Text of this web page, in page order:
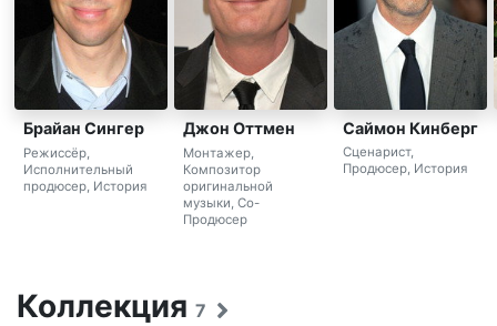
Брайан Сингер
Режиссёр,
Исполнительный
продюсер, История
Джон Оттмен
Монтажер,
Композитор
оригинальной
музыки, Co-
Продюсер
Саймон Кинберг
Сценарист,
Продюсер, История
Коллекция 7